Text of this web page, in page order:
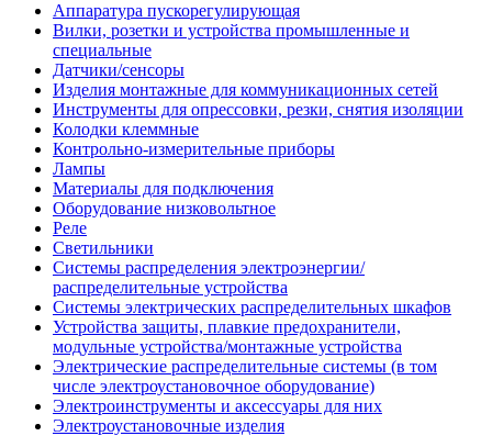
Аппаратура пускорегулирующая
Вилки, розетки и устройства промышленные и
специальные
Датчики/сенсоры
Изделия монтажные для коммуникационных сетей
Инструменты для опрессовки, резки, снятия изоляции
Колодки клеммные
Контрольно-измерительные приборы
Лампы
Материалы для подключения
Оборудование низковольтное
Реле
Светильники
Системы распределения электроэнергии/
распределительные устройства
Системы электрических распределительных шкафов
Устройства защиты, плавкие предохранители,
модульные устройства/монтажные устройства
Электрические распределительные системы (в том
числе электроустановочное оборудование)
Электроинструменты и аксессуары для них
Электроустановочные изделия